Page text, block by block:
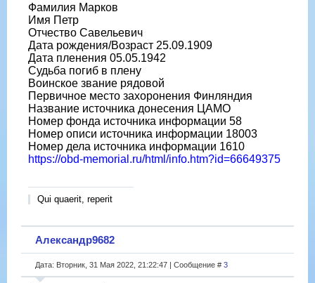
Фамилия Марков
Имя Петр
Отчество Савельевич
Дата рождения/Возраст 25.09.1909
Дата пленения 05.05.1942
Судьба погиб в плену
Воинское звание рядовой
Первичное место захоронения Финляндия
Название источника донесения ЦАМО
Номер фонда источника информации 58
Номер описи источника информации 18003
Номер дела источника информации 1610
https://obd-memorial.ru/html/info.htm?id=66649375
Qui quaerit, reperit
Александр9682
Дата: Вторник, 31 Мая 2022, 21:22:47 | Сообщение # 3